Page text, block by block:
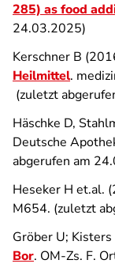
285) as food
24.03.2025)
Kerschner B
Heilmittel.
(zuletzt
Häschke D,
Deutsche
abgerufen am
Heseker H et.al.
M654. (zuletzt
Gröber U;
Bor. OM-Zs. F.